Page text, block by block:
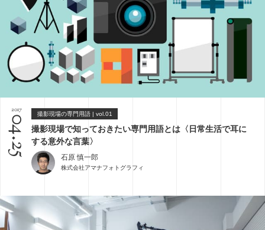
2017
04.25
撮影現場の専門用語 | vol.01
撮影現場で知っておきたい専門用語とは〈日常生活で耳に
する意外な言葉〉
石原 慎一郎
株式会社アマナフォトグラフィ